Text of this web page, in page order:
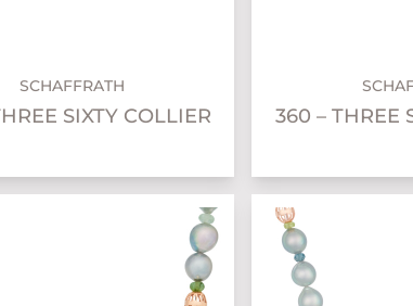
SCHAFFRATH
SIXTY COLLIER 360 – THREE